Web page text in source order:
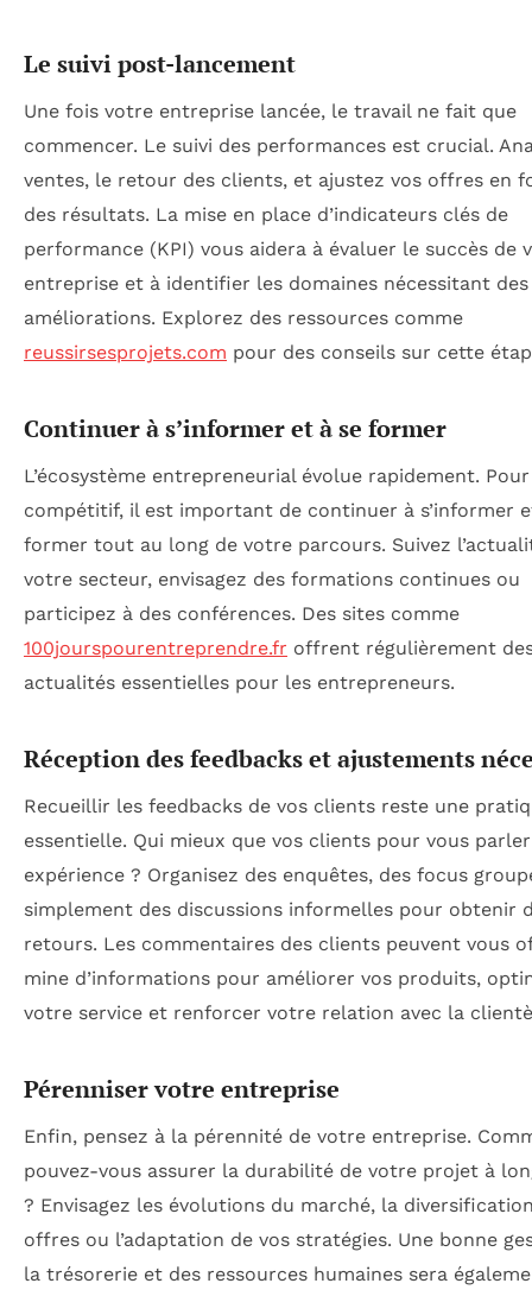
Le suivi post-lancement
Une fois votre entreprise lancée, le travail ne fait que
commencer. Le suivi des performances est crucial.
ventes, le retour des clients, et ajustez vos offres en
des résultats. La mise en place d’indicateurs clés de
performance (KPI) vous aidera à évaluer le succès de
entreprise et à identifier les domaines nécessitant des
améliorations. Explorez des ressources comme
reussirsesprojets.com pour des conseils sur cette
Continuer à s’informer et à se former
L’écosystème entrepreneurial évolue rapidement.
compétitif, il est important de continuer à s’informer
former tout au long de votre parcours. Suivez
votre secteur, envisagez des formations continues ou
participez à des conférences. Des sites comme
100jourspourentreprendre.fr offrent régulièrement
actualités essentielles pour les entrepreneurs.
Réception des feedbacks et ajustements
Recueillir les feedbacks de vos clients reste une
essentielle. Qui mieux que vos clients pour vous
expérience ? Organisez des enquêtes, des focus
simplement des discussions informelles pour obtenir
retours. Les commentaires des clients peuvent vous
mine d’informations pour améliorer vos produits,
votre service et renforcer votre relation avec la
Pérenniser votre entreprise
Enfin, pensez à la pérennité de votre entreprise.
pouvez-vous assurer la durabilité de votre projet à
? Envisagez les évolutions du marché, la
offres ou l’adaptation de vos stratégies. Une bonne
la trésorerie et des ressources humaines sera